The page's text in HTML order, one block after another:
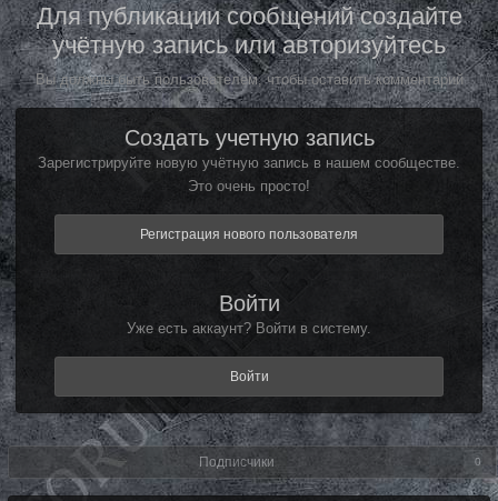
Для публикации сообщений создайте
учётную запись или авторизуйтесь
Вы должны быть пользователем, чтобы оставить комментарий
Создать учетную запись
Зарегистрируйте новую учётную запись в нашем сообществе.
Это очень просто!
Регистрация нового пользователя
Войти
Уже есть аккаунт? Войти в систему.
Войти
Подписчики 0